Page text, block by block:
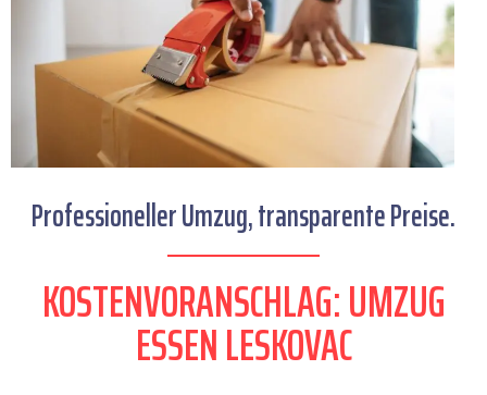
Professioneller Umzug, transparente Preise.
KOSTENVORANSCHLAG: UMZUG
ESSEN LESKOVAC